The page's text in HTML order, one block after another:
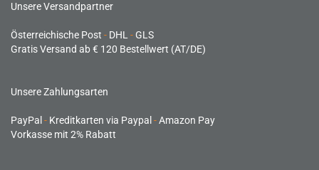
Unsere Versandpartner
Österreichische Post - DHL -GLS
Gratis Versand ab € 120 Bestellwert (AT/DE)
Unsere Zahlungsarten
PayPal - Kreditkarten via Paypal -Amazon Pay
Vorkasse mit 2% Rabatt